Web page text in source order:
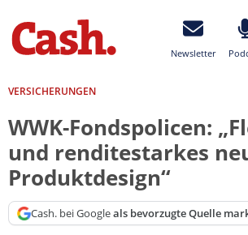
Newsletter
VERSICHERUNGEN
WWK-Fondspolicen:
und renditestarkes
Produktdesign“
Cash. bei Googleals bevorzugte Quelle